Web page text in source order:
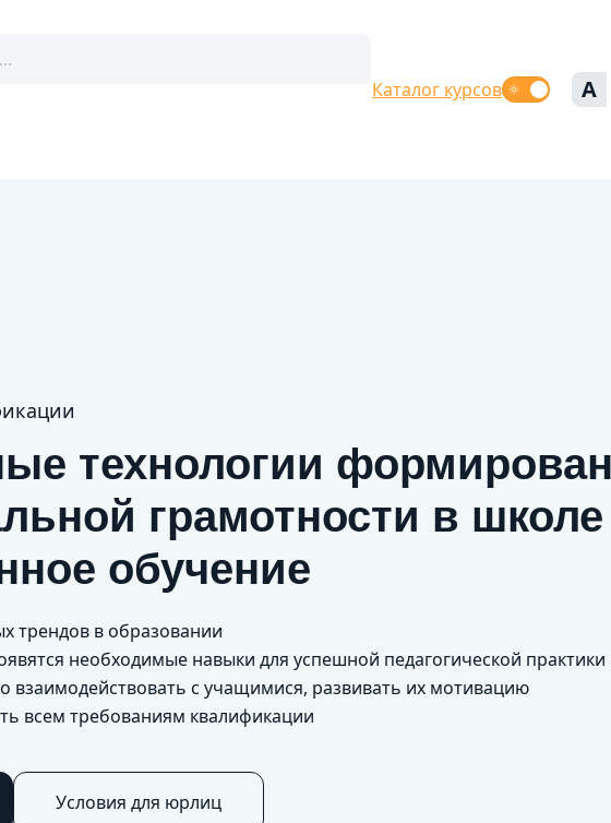
Каталог курсов A
технологии
грамотности в
обучение
трендов в образовании
необходимые навыки для успешной педагогической практики
взаимодействовать с учащимися, развивать их
всем требованиям квалификации
Условия для юрлиц